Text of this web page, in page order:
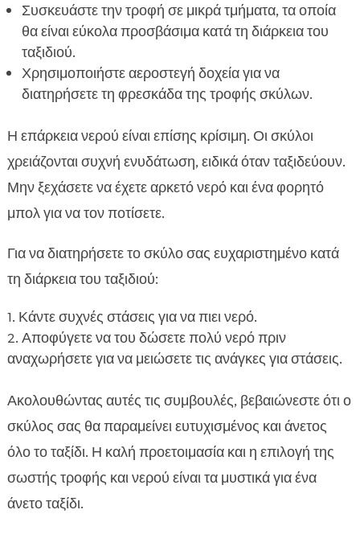
Συσκευάστε την τροφή σε μικρά τμήματα, τα οποία
θα είναι εύκολα προσβάσιμα κατά τη διάρκεια του
ταξιδιού.
Χρησιμοποιήστε αεροστεγή δοχεία για να
διατηρήσετε τη φρεσκάδα της τροφής σκύλων.
Η επάρκεια νερού είναι επίσης κρίσιμη. Οι σκύλοι
χρειάζονται συχνή ενυδάτωση, ειδικά όταν ταξιδεύουν.
Μην ξεχάσετε να έχετε αρκετό νερό και ένα φορητό
μπολ για να τον ποτίσετε.
Για να διατηρήσετε το σκύλο σας ευχαριστημένο κατά
τη διάρκεια του ταξιδιού:
Κάντε συχνές στάσεις για να πιει νερό.
Αποφύγετε να του δώσετε πολύ νερό πριν
αναχωρήσετε για να μειώσετε τις ανάγκες για στάσεις.
Ακολουθώντας αυτές τις συμβουλές, βεβαιώνεστε ότι ο
σκύλος σας θα παραμείνει ευτυχισμένος και άνετος
όλο το ταξίδι. Η καλή προετοιμασία και η επιλογή της
σωστής τροφής και νερού είναι τα μυστικά για ένα
άνετο ταξίδι.